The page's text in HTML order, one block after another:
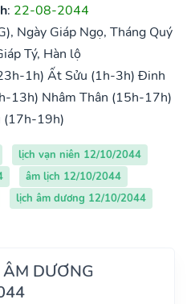
: 22-08-2044
Ngày Giáp Ngọ, Tháng Quý
Tý, Hàn lộ
1h) Ất Sửu (1h-3h) Đinh
13h) Nhâm Thân (15h-17h)
(17h-19h)
lịch vạn niên 12/10/2044
âm lịch 12/10/2044
lịch âm dương 12/10/2044
DƯƠNG